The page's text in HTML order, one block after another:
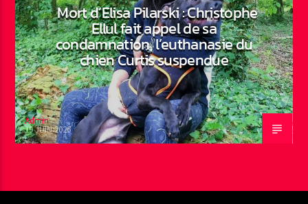
Mort d’Elisa Pilarski : Christophe
Ellul fait appel de sa
condamnation, l’euthanasie du
chien Curtis suspendue
Admin
19 JUIN 2026